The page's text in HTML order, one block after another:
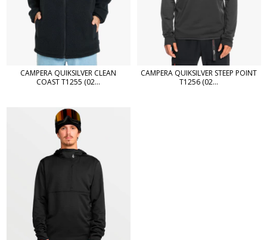
CAMPERA QUIKSILVER CLEAN
COAST T1255 (02...
CAMPERA QUIKSILVER STEEP POINT
T1256 (02...